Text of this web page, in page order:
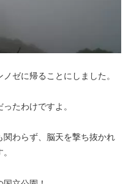
ゼに帰ることにしました。
たわけですよ。
わらず、脳天を撃ち抜かれ